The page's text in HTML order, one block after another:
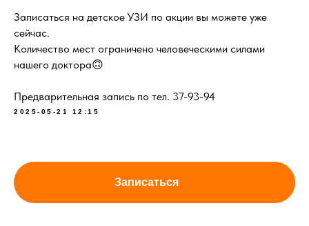
Записаться на детское УЗИ по акции вы можете уже
сейчас.
Количество мест ограничено человеческими силами
нашего доктора🙃
Предварительная запись по тел. 37-93-94
2025-05-21 12:15
Записаться